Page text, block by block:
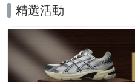
精選活動